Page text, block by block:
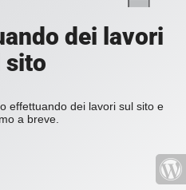
dei lavori
sito
effettuando dei lavori sul sito e
a breve.